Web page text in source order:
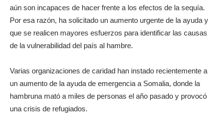
aún son incapaces de hacer frente a los efectos de la sequía.
Por esa razón, ha solicitado un aumento urgente de la ayuda y
que se realicen mayores esfuerzos para identificar las causas
de la vulnerabilidad del país al hambre.
Varias organizaciones de caridad han instado recientemente a
un aumento de la ayuda de emergencia a Somalia, donde la
hambruna mató a miles de personas el año pasado y provocó
una crisis de refugiados.